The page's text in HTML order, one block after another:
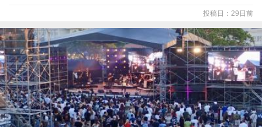
計
島
恩
納
・
読
谷
投稿日：29日前